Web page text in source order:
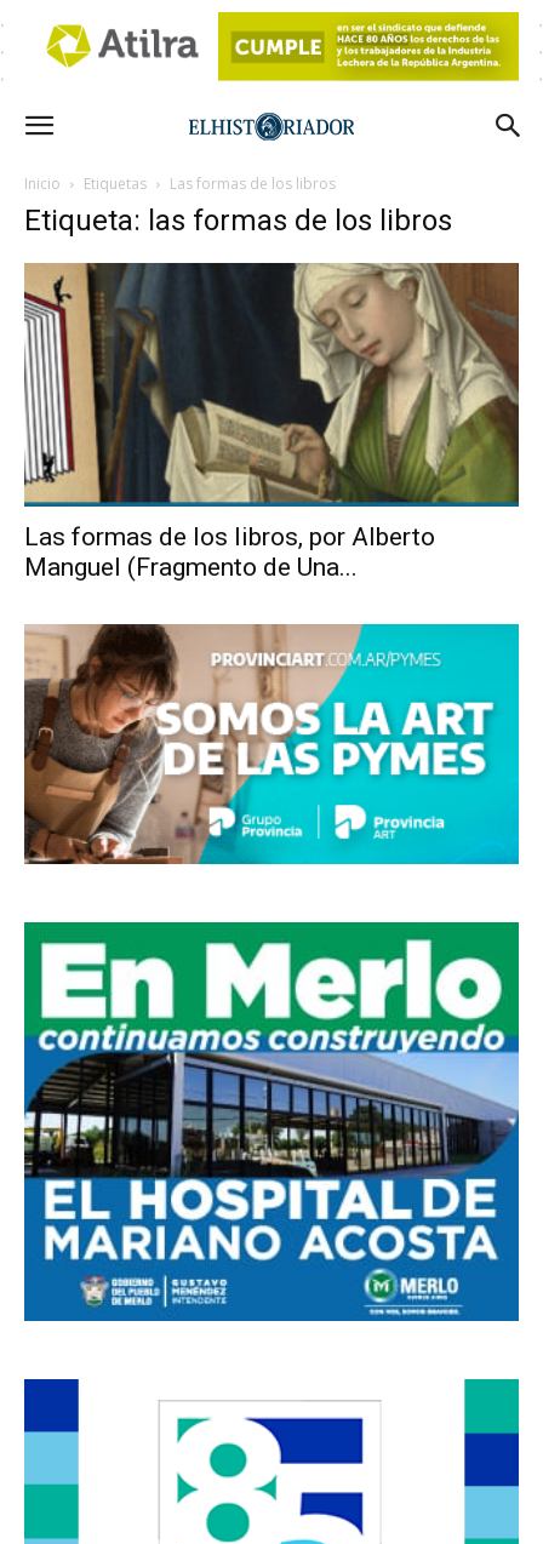
Inicio Etiquetas Las formas de los libros
Etiqueta: las formas de los libros
Las formas de los libros, por Alberto
Manguel (Fragmento de Una...